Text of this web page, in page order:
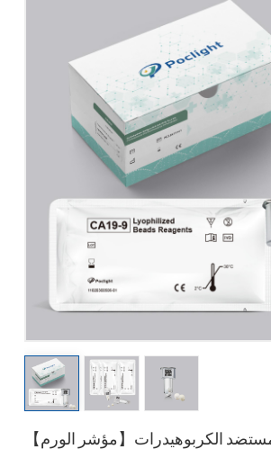
【مؤشر الورم】مجموعة اختبار مستضد الكربوهيدرات